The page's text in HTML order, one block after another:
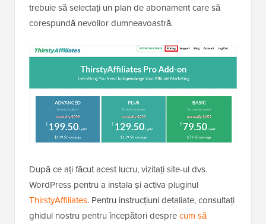
trebuie să selectați un plan de abonament care să
corespundă nevoilor dumneavoastră.
După ce ați făcut acest lucru, vizitați site-ul dvs.
WordPress pentru a instala și activa pluginul
ThirstyAffiliates. Pentru instrucțiuni detaliate, consultați
ghidul nostru pentru începători desprecum să